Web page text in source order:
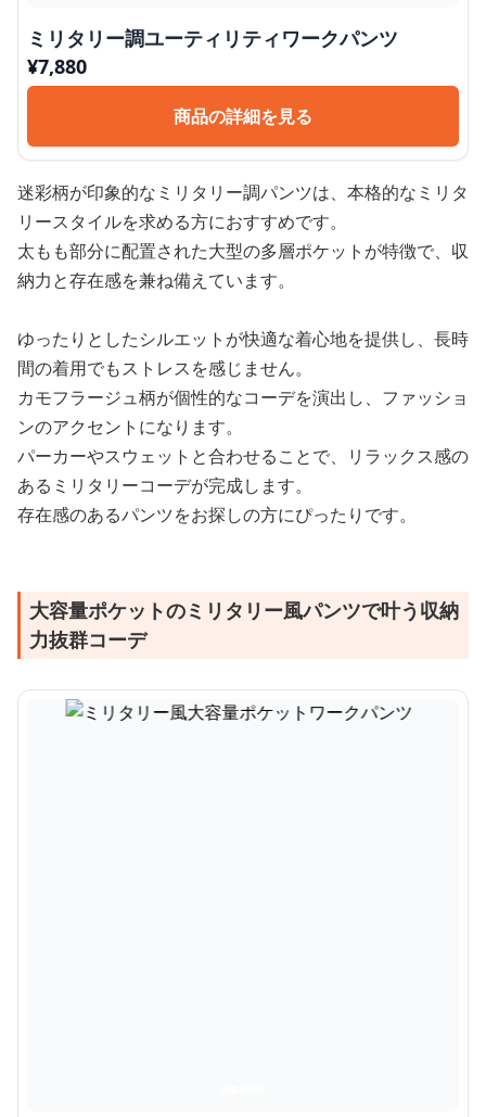
ミリタリー調ユーティリティワークパンツ
¥7,880
商品の詳細を見る
迷彩柄が印象的なミリタリー調パンツは、本格的なミリタ
リースタイルを求める方におすすめです。
太もも部分に配置された大型の多層ポケットが特徴で、収
納力と存在感を兼ね備えています。
ゆったりとしたシルエットが快適な着心地を提供し、長時
間の着用でもストレスを感じません。
カモフラージュ柄が個性的なコーデを演出し、ファッショ
ンのアクセントになります。
パーカーやスウェットと合わせることで、リラックス感の
あるミリタリーコーデが完成します。
存在感のあるパンツをお探しの方にぴったりです。
大容量ポケットのミリタリー風パンツで叶う収納
力抜群コーデ